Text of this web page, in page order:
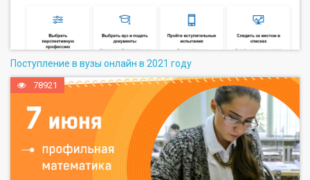
Поступление в вузы онлайн в 2021 году
78921